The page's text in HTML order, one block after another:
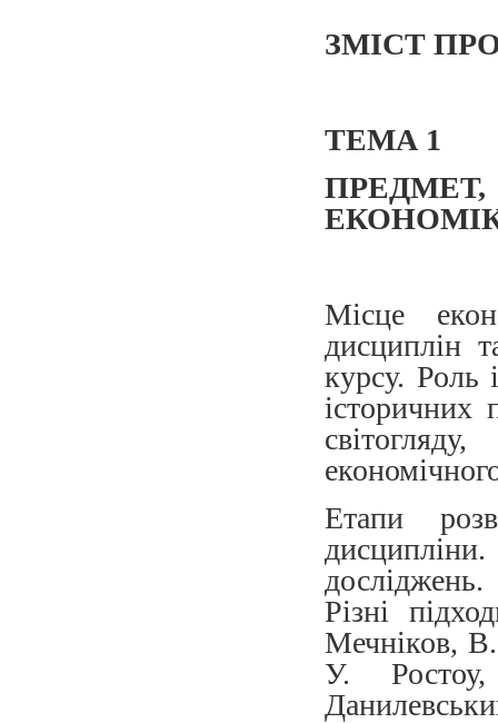
ЗМІСТ
ТЕМА 1
Місце
дисциплін
курсу. Роль
історичних
Етапи
досліджень.
Різні
Мечніков,
У.